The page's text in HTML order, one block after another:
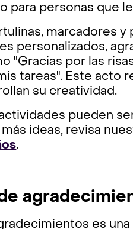
para personas que
marcadores y
personalizados,
"Gracias por las
tareas". Este acto
su creatividad.
pueden
más ideas, revisa
.
es